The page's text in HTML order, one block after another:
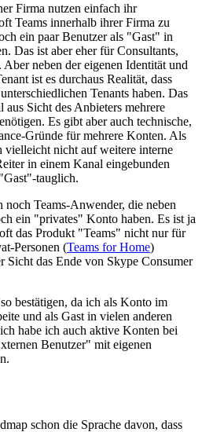
Firma nutzen einfach ihr
Teams innerhalb ihrer Firma zu
ein paar Benutzer als "Gast" in
Das ist aber eher für Consultants,
neben der eigenen Identität und
ist es durchaus Realität, dass
Tenants haben. Das
Sicht des Anbieters mehrere
Es gibt aber auch technische,
Gründe für mehrere Konten. Als
vielleicht nicht auf weitere interne
in einem Kanal eingebunden
tauglich.
Teams-Anwender, die neben
ein "privates" Konto haben. Es ist ja
das Produkt "Teams" nicht nur für
Personen (Teams for Home)
Sicht das Ende von Skype Consumer
bestätigen, da ich als Konto im
und als Gast in vielen anderen
habe ich auch aktive Konten bei
Benutzer" mit eigenen
schon die Sprache davon, dass